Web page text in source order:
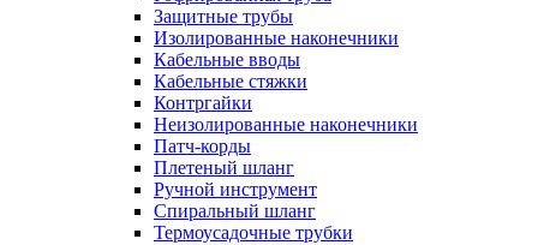
Защитные трубы
Изолированные наконечники
Кабельные вводы
Кабельные стяжки
Контргайки
Неизолированные наконечники
Патч-корды
Плетеный шланг
Ручной инструмент
Спиральный шланг
Термоусадочные трубки